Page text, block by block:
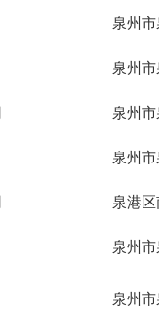
泉州
泉州
泉州
泉州
泉港
泉州
泉州